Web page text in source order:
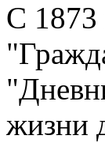
С 1873
жизни